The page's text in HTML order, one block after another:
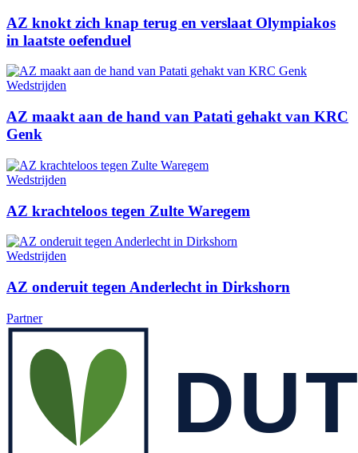
AZ knokt zich knap terug en verslaat Olympiakos
in laatste oefenduel
Wedstrijden
AZ maakt aan de hand van Patati gehakt van KRC
Genk
Wedstrijden
AZ krachteloos tegen Zulte Waregem
Wedstrijden
AZ onderuit tegen Anderlecht in Dirkshorn
Partner